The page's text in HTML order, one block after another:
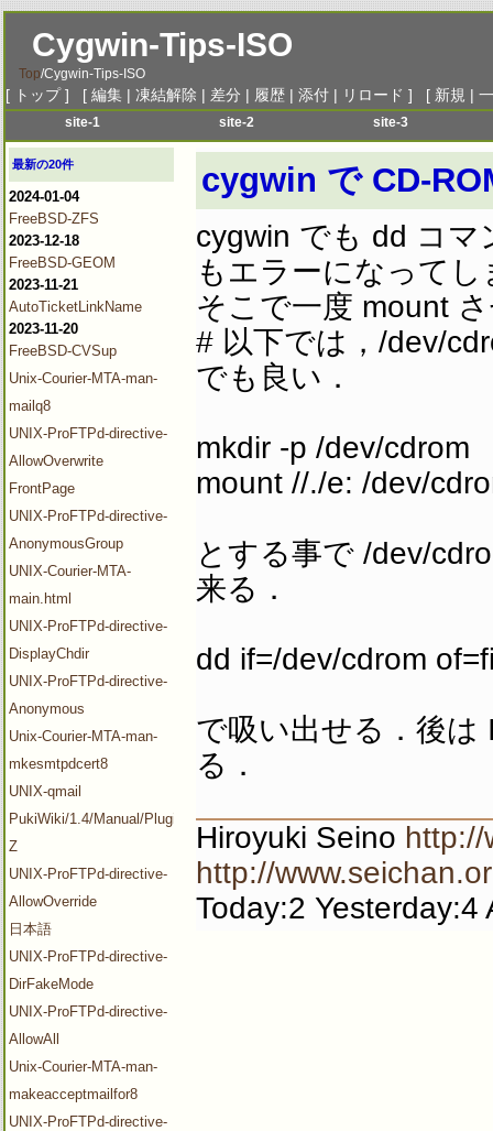
Cygwin-Tips-ISO
Top/Cygwin-Tips-ISO
[ トップ] [ 編集 | 凍結解除 | 差分 | 履歴 | 添付 | リロード ] [ 新規 |
site-1
menu-1
menu-2
menu-3
menu-5
menu-6
site-2
menu-1
menu-2
menu-4
menu-5
menu-6
site-3
menu-2
menu-4
menu-5
menu-6
最新の20件
2024-01-04
FreeBSD-ZFS
2023-12-18
FreeBSD-GEOM
2023-11-21
AutoTicketLinkName
2023-11-20
FreeBSD-CVSup
Unix-Courier-MTA-man-
mailq8
UNIX-ProFTPd-directive-
AllowOverwrite
FrontPage
UNIX-ProFTPd-directive-
AnonymousGroup
UNIX-Courier-MTA-
main.html
UNIX-ProFTPd-directive-
DisplayChdir
UNIX-ProFTPd-directive-
Anonymous
Unix-Courier-MTA-man-
mkesmtpdcert8
UNIX-qmail
PukiWiki/1.4/Manual/Plugin/V-
Z
UNIX-ProFTPd-directive-
AllowOverride
日本語
UNIX-ProFTPd-directive-
DirFakeMode
UNIX-ProFTPd-directive-
AllowAll
Unix-Courier-MTA-man-
makeacceptmailfor8
UNIX-ProFTPd-directive-
cygwin で CD-
cygwin でも dd コ
もエラーになってし
そこで一度 mount
# 以下では，/dev/
でも良い．
mkdir -p /dev/cdrom
mount //./e: /dev/
とする事で /dev/
来る．
dd if=/dev/cdrom
で吸い出せる．後は
る．
Hiroyuki Seino http://
http://
Today:2 Yesterday:4